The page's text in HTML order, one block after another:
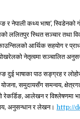
नेपाली कथ्य भाषा’, स्विडेनको
ललितपुर स्थित सञ्चार तथा
काउन्सिलको आर्थिक सहयोग र
नेतृत्वमा सञ्चालित
दुई भाषाका पाठ सङ्ग्रह र
योजना, समुदायसँग समन्वय,
रेकर्डिङ, आलेखन र विश्लेषणमा
अनुसन्धान र लेखन।http://